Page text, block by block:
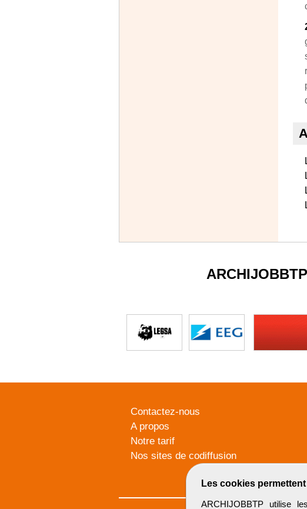
Les cookies
ARCHIJOBBTP utilise
ARCHIJOBBTP
Contactez-nous
A propos
Notre tarif
Nos sites de codiffusion